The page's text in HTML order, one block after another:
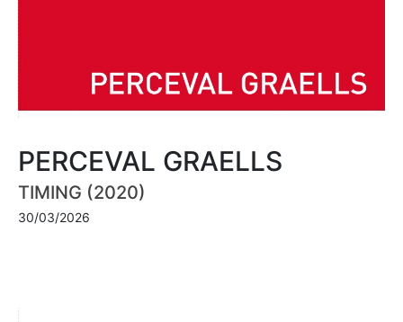
PERCEVAL GRAELLS
TIMING (2020)
30/03/2026